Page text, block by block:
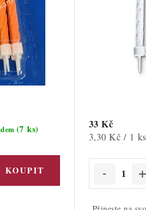
(7 ks) 33 Kč
Měrná
3,30 Kč / 1 ks